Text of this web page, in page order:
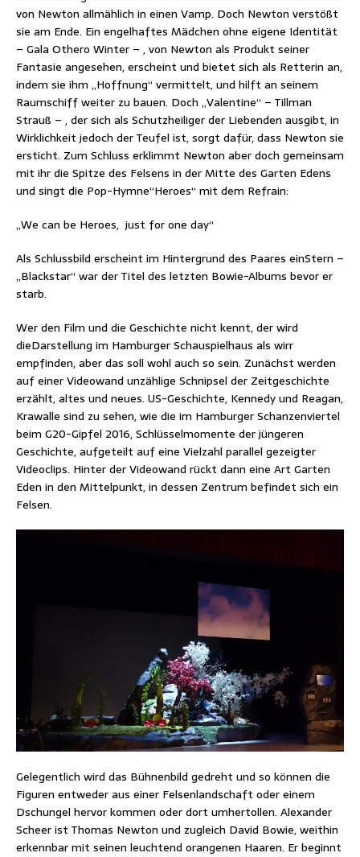
von Newton allmählich in einen Vamp. Doch Newton verstößt
sie am Ende. Ein engelhaftes Mädchen ohne eigene Identität
– Gala Othero Winter – , von Newton als Produkt seiner
Fantasie angesehen, erscheint und bietet sich als Retterin an,
indem sie ihm „Hoffnung“ vermittelt, und hilft an seinem
Raumschiff weiter zu bauen. Doch „Valentine“ – Tillman
Strauß – , der sich als Schutzheiliger der Liebenden ausgibt, in
Wirklichkeit jedoch der Teufel ist, sorgt dafür, dass Newton sie
ersticht. Zum Schluss erklimmt Newton aber doch gemeinsam
mit ihr die Spitze des Felsens in der Mitte des Garten Edens
und singt die Pop-Hymne“Heroes“ mit dem Refrain:
„We can be Heroes, just for one day“
Als Schlussbild erscheint im Hintergrund des Paares einStern –
„Blackstar“ war der Titel des letzten Bowie-Albums bevor er
starb.
Wer den Film und die Geschichte nicht kennt, der wird
dieDarstellung im Hamburger Schauspielhaus als wirr
empfinden, aber das soll wohl auch so sein. Zunächst werden
auf einer Videowand unzählige Schnipsel der Zeitgeschichte
erzählt, altes und neues. US-Geschichte, Kennedy und Reagan,
Krawalle sind zu sehen, wie die im Hamburger Schanzenviertel
beim G20-Gipfel 2016, Schlüsselmomente der jüngeren
Geschichte, aufgeteilt auf eine Vielzahl parallel gezeigter
Videoclips. Hinter der Videowand rückt dann eine Art Garten
Eden in den Mittelpunkt, in dessen Zentrum befindet sich ein
Felsen.
Gelegentlich wird das Bühnenbild gedreht und so können die
Figuren entweder aus einer Felsenlandschaft oder einem
Dschungel hervor kommen oder dort umhertollen. Alexander
Scheer ist Thomas Newton und zugleich David Bowie, weithin
erkennbar mit seinen leuchtend orangenen Haaren. Er beginnt